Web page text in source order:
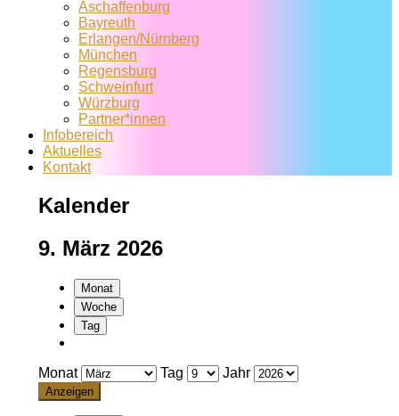
Aschaffenburg
Bayreuth
Erlangen/Nürnberg
München
Regensburg
Schweinfurt
Würzburg
Partner*innen
Infobereich
Aktuelles
Kontakt
Kalender
9. März 2026
Monat
Woche
Tag
Monat Tag Jahr